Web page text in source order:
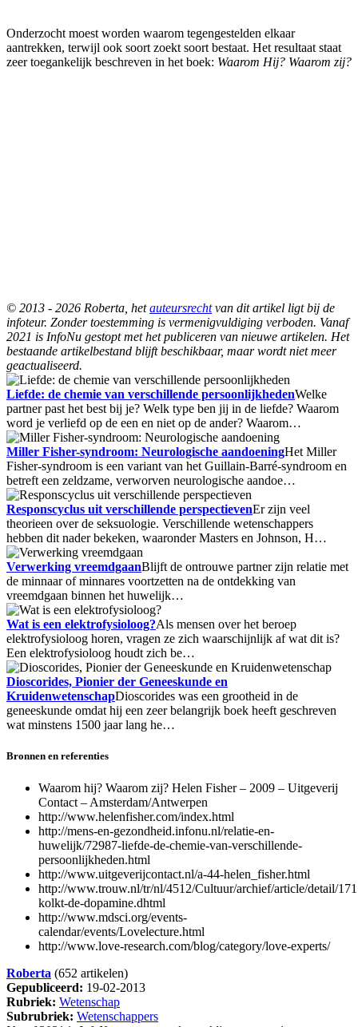
Onderzocht moest worden waarom tegengestelden elkaar
aantrekken, terwijl ook soort zoekt soort bestaat. Het resultaat staat
zeer toegankelijk beschreven in het boek: Waarom Hij? Waarom zij?
© 2013 - 2026 Roberta, hetauteursrechtvan dit artikel ligt bij de
infoteur. Zonder toestemming is vermenigvuldiging verboden. Vanaf
2021 is InfoNu gestopt met het publiceren van nieuwe artikelen. Het
bestaande artikelbestand blijft beschikbaar, maar wordt niet meer
geactualiseerd.
Liefde: de chemie van verschillende persoonlijkhedenWelke
partner past het best bij je? Welk type ben jij in de liefde? Waarom
word je verliefd op de een en niet op de ander? Waarom…
Miller Fisher-syndroom: Neurologische aandoeningHet Miller
Fisher-syndroom is een variant van het Guillain-Barré-syndroom en
betreft een zeldzame, verworven neurologische aandoe…
Responscyclus uit verschillende perspectievenEr zijn veel
theorieen over de seksuologie. Verschillende wetenschappers
hebben dit nader bekeken, waaronder Masters en Johnson, H…
Verwerking vreemdgaanBlijft de ontrouwe partner zijn relatie met
de minnaar of minnares voortzetten na de ontdekking van
vreemdgaan binnen het huwelijk…
Wat is een elektrofysioloog?Als mensen over het beroep
elektrofysioloog horen, vragen ze zich waarschijnlijk af wat dit is?
Een elektrofysioloog houdt zich be…
Dioscorides, Pionier der Geneeskunde en
KruidenwetenschapDioscorides was een grootheid in de
geneeskunde omdat hij een zeer belangrijk boek heeft geschreven
wat minstens 1500 jaar lang he…
Bronnen en referenties
Waarom hij? Waarom zij? Helen Fisher – 2009 – Uitgeverij
Contact – Amsterdam/Antwerpen
http://www.helenfisher.com/index.html
http://mens-en-gezondheid.infonu.nl/relatie-en-
huwelijk/72987-liefde-de-chemie-van-verschillende-
persoonlijkheden.html
http://www.uitgeverijcontact.nl/a-44-helen_fisher.html
http://www.trouw.nl/tr/nl/4512/Cultuur/archief/article/detail/
kolkt-de-dopamine.dhtml
http://www.mdsci.org/events-
calendar/events/Lovelecture.html
http://www.love-research.com/blog/category/love-experts/
Roberta (652 artikelen)
Gepubliceerd: 19-02-2013
Rubriek: Wetenschap
Subrubriek: Wetenschappers